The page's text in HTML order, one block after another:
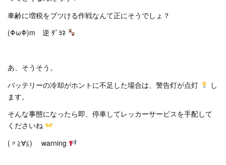
車齢に増税をブツける作戦なんて正にそうでしょ？
(ΦωΦ)m 逆 ﾀﾞﾖﾈ
あ、そうそう。
バッテリーの冷却がホントに不足した場合は、警告灯が点灯
し
ます。
そんな事態になったら即、停車してレッカーサービスを手配して
くださいね
(〃≧∀≦)ゞ warning